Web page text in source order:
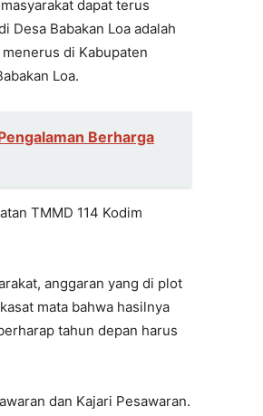
dapat terus
Desa Babakan Loa adalah
di Kabupaten
Loa.
Berharga
TMMD 114 Kodim
anggaran yang di plot
mata bahwa hasilnya
tahun depan harus
dan Kajari Pesawaran.